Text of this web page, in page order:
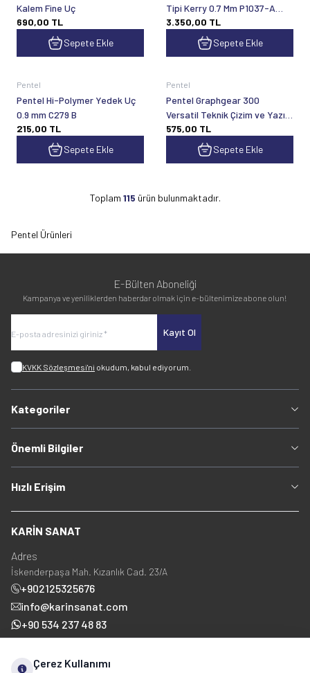
Kalem Fine Uç
690,00 TL
Sepete Ekle
Tipi Kerry 0.7 Mm P1037-A
Siyah
3.350,00 TL
Sepete Ekle
Pentel
Pentel Hi-Polymer Yedek Uç
0.9 mm C279 B
215,00 TL
Sepete Ekle
Pentel
Pentel Graphgear 300
Versatil Teknik Çizim ve Yazı
Kalemi 0.7 mm Mor
575,00 TL
Sepete Ekle
Toplam 115 ürün bulunmaktadır.
Pentel Ürünleri
E-Bülten Aboneliği
Kampanya ve yeniliklerden haberdar olmak için e-bültenimize abone olun!
Kayıt Ol
KVKK Sözleşmesi'ni okudum, kabul ediyorum.
Kategoriler
Önemli Bilgiler
Hızlı Erişim
KARİN SANAT
Adres
İskenderpaşa Mah. Kızanlık Cad. 23/A
+902125325676
info@karinsanat.com
+90 534 237 48 83
Çerez Kullanımı